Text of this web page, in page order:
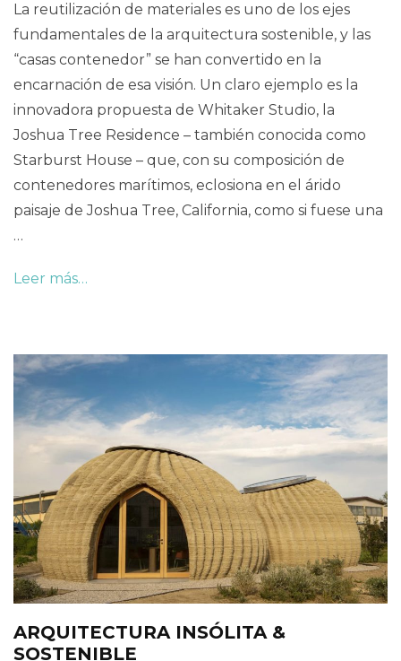
La reutilización de materiales es uno de los ejes
fundamentales de la arquitectura sostenible, y las
“casas contenedor” se han convertido en la
encarnación de esa visión. Un claro ejemplo es la
innovadora propuesta de Whitaker Studio, la
Joshua Tree Residence – también conocida como
Starburst House – que, con su composición de
contenedores marítimos, eclosiona en el árido
paisaje de Joshua Tree, California, como si fuese una
…
Leer más…
ARQUITECTURA INSÓLITA &
SOSTENIBLE